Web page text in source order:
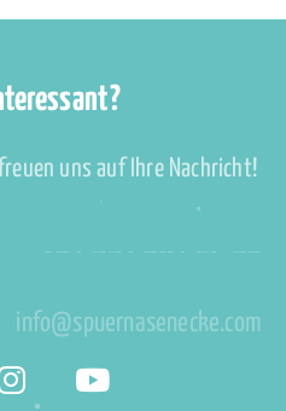
uns auf Ihre Nachricht!
+43 677 639 656 73
info@spuernasenecke.com